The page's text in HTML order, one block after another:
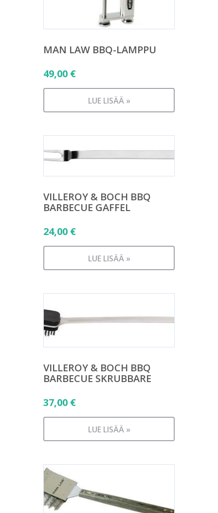
MAN LAW BBQ-LAMPPU
49,00 €
LUE LISÄÄ »
VILLEROY & BOCH BBQ
BARBECUE GAFFEL
24,00 €
LUE LISÄÄ »
VILLEROY & BOCH BBQ
BARBECUE SKRUBBARE
37,00 €
LUE LISÄÄ »